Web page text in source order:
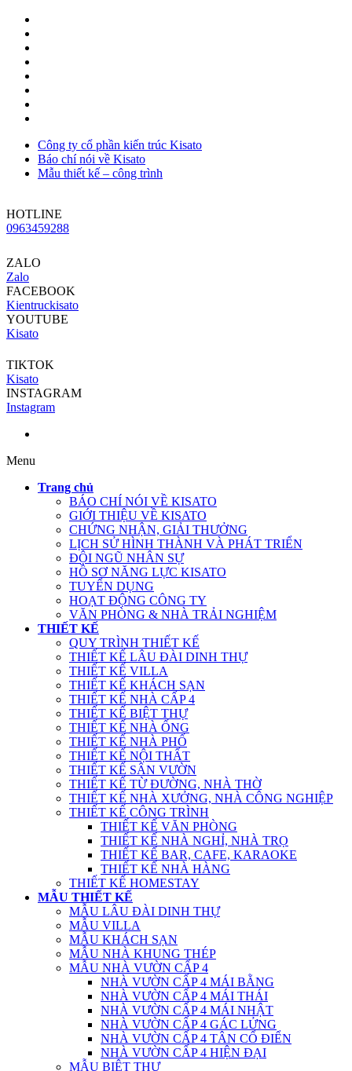
Công ty cổ phần kiến trúc Kisato
Báo chí nói về Kisato
Mẫu thiết kế – công trình
HOTLINE
0963459288
ZALO
Zalo
FACEBOOK
Kientruckisato
YOUTUBE
Kisato
TIKTOK
Kisato
INSTAGRAM
Instagram
Menu
Trang chủ
BÁO CHÍ NÓI VỀ KISATO
GIỚI THIỆU VỀ KISATO
CHỨNG NHẬN, GIẢI THƯỞNG
LỊCH SỬ HÌNH THÀNH VÀ PHÁT TRIỂN
ĐỘI NGŨ NHÂN SỰ
HỒ SƠ NĂNG LỰC KISATO
TUYỂN DỤNG
HOẠT ĐỘNG CÔNG TY
VĂN PHÒNG & NHÀ TRẢI NGHIỆM
THIẾT KẾ
QUY TRÌNH THIẾT KẾ
THIẾT KẾ LÂU ĐÀI DINH THỰ
THIẾT KẾ VILLA
THIẾT KẾ KHÁCH SẠN
THIẾT KẾ NHÀ CẤP 4
THIẾT KẾ BIỆT THỰ
THIẾT KẾ NHÀ ỐNG
THIẾT KẾ NHÀ PHỐ
THIẾT KẾ NỘI THẤT
THIẾT KẾ SÂN VƯỜN
THIẾT KẾ TỪ ĐƯỜNG, NHÀ THỜ
THIẾT KẾ NHÀ XƯỞNG, NHÀ CÔNG NGHIỆP
THIẾT KẾ CÔNG TRÌNH
THIẾT KẾ VĂN PHÒNG
THIẾT KẾ NHÀ NGHỈ, NHÀ TRỌ
THIẾT KẾ BAR, CAFE, KARAOKE
THIẾT KẾ NHÀ HÀNG
THIẾT KẾ HOMESTAY
MẪU THIẾT KẾ
MẪU LÂU ĐÀI DINH THỰ
MẪU VILLA
MẪU KHÁCH SẠN
MẪU NHÀ KHUNG THÉP
MẪU NHÀ VƯỜN CẤP 4
NHÀ VƯỜN CẤP 4 MÁI BẰNG
NHÀ VƯỜN CẤP 4 MÁI THÁI
NHÀ VƯỜN CẤP 4 MÁI NHẬT
NHÀ VƯỜN CẤP 4 GÁC LỬNG
NHÀ VƯỜN CẤP 4 TÂN CỔ ĐIỂN
NHÀ VƯỜN CẤP 4 HIỆN ĐẠI
MẪU BIỆT THỰ